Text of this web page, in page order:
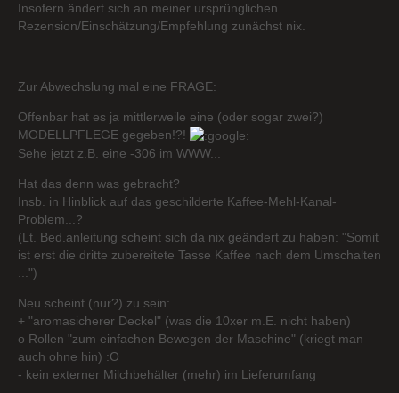
Insofern ändert sich an meiner ursprünglichen
Rezension/Einschätzung/Empfehlung zunächst nix.
Zur Abwechslung mal eine FRAGE:
Offenbar hat es ja mittlerweile eine (oder sogar zwei?)
MODELLPFLEGE gegeben!?!
Sehe jetzt z.B. eine -306 im WWW...
Hat das denn was gebracht?
Insb. in Hinblick auf das geschilderte Kaffee-Mehl-Kanal-
Problem...?
(Lt. Bed.anleitung scheint sich da nix geändert zu haben: "Somit
ist erst die dritte zubereitete Tasse Kaffee nach dem Umschalten
...")
Neu scheint (nur?) zu sein:
+ "aromasicherer Deckel" (was die 10xer m.E. nicht haben)
o Rollen "zum einfachen Bewegen der Maschine" (kriegt man
auch ohne hin) :O
- kein externer Milchbehälter (mehr) im Lieferumfang